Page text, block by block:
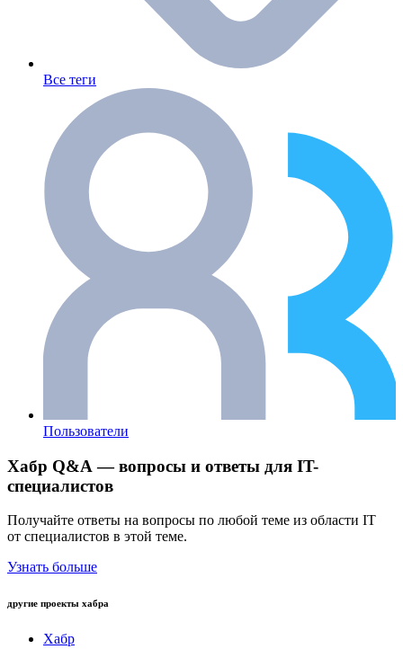
Все теги
Пользователи
Хабр Q&A — вопросы и ответы для IT-
специалистов
Получайте ответы на вопросы по любой теме из области IT
от специалистов в этой теме.
Узнать больше
другие проекты хабра
Хабр